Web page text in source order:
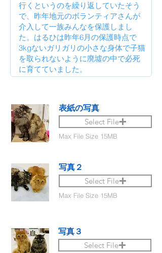
表紙の写真
Select File
Max File Size 15MB
写真２
Select File
Max File Size 15MB
写真３
Select File